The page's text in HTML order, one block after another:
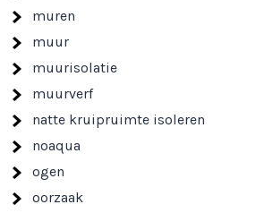
muren
muur
muurisolatie
muurverf
natte kruipruimte isoleren
noaqua
ogen
oorzaak